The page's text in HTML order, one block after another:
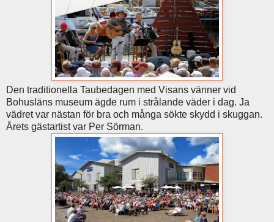
Den traditionella Taubedagen med Visans vänner vid
Bohusläns museum ägde rum i strålande väder i dag. Ja
vädret var nästan för bra och många sökte skydd i skuggan.
Årets gästartist var Per Sörman.